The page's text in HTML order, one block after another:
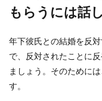
もらうには話
年下彼氏との結婚を反
で、反対されたことに
ましょう。そのために
す。